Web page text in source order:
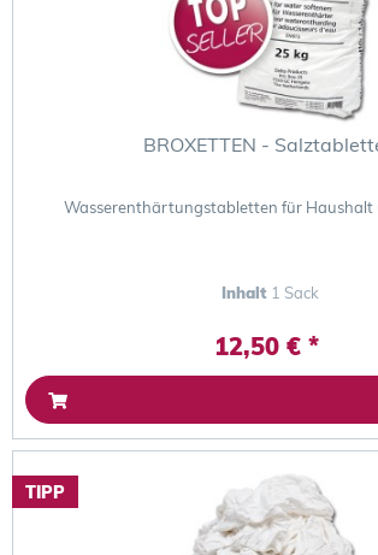
BROXETTEN -
Wasserenthärtungstabletten für Haushalt
Inhalt 1 Sack
12,50 € *
TIPP